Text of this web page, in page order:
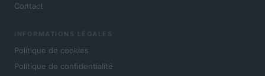
Contact
INFORMATIONS LÉGALES
Politique de cookies
Politique de confidentialité